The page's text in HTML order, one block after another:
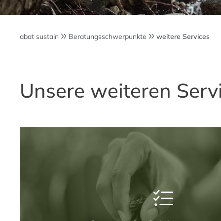
abat sustain Beratungsschwerpunkte weitere Services
Unsere weiteren